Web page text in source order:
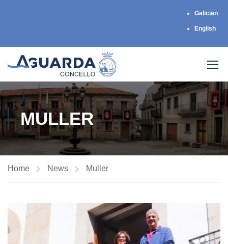
Galician
English
MULLER
Home News Muller